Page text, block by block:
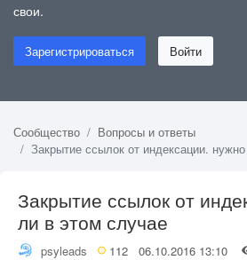
свои.
Зарегистрироваться Войти
Сообщество
Вопросы и ответы
Закрытие ссылок от индексации.
Закрытие ссылок от
ли в этом случае
psyleads 112 06.10.2016 13:10